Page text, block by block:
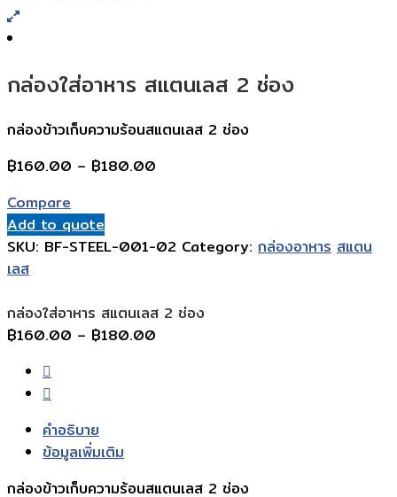
กล่องใส่อาหาร สแตนเลส 2 ช่อง
กล่องข้าวเก็บความร้อนสแตนเลส 2 ช่อง
฿160.00 – ฿180.00
฿180.00
Compare
Add to quote
SKU: BF-STEEL-001-02 Category: กล่องอาหาร สแตน
เลส
กล่องใส่อาหาร สแตนเลส 2 ช่อง
฿160.00 – ฿180.00
คำอธิบาย
ข้อมูลเพิ่มเติม
กล่องข้าวเก็บความร้อนสแตนเลส 2 ช่อง